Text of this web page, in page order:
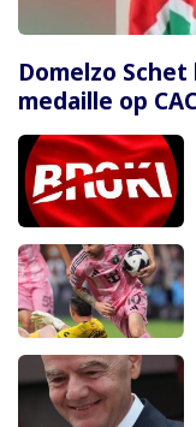
Domelzo
medaille op